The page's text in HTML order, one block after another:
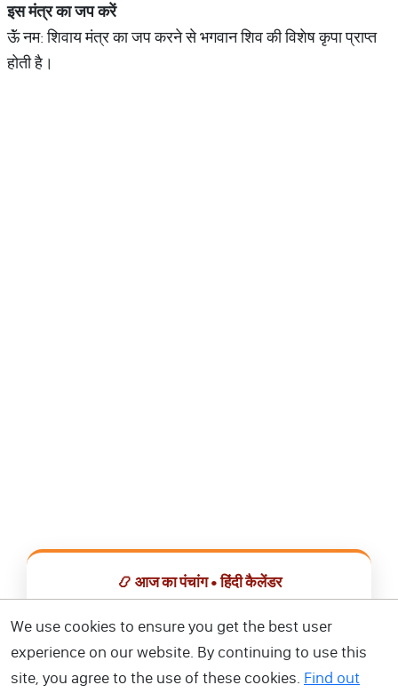
इस मंत्र का जप करें
ऊॅं नम: शिवाय मंत्र का जप करने से भगवान शिव की विशेष कृपा प्राप्त
होती है।
📿 आज का पंचांग • हिंदी कैलेंडर
📅 हिंदी कैलेंडर ऐप डाउनलोड करें
We use cookies to ensure you get the best user
experience on our website. By continuing to use this
site, you agree to the use of these cookies. Find out